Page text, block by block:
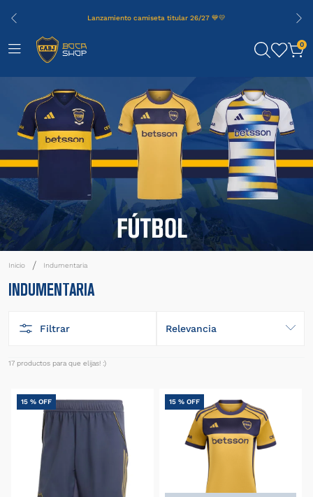
Lanzamiento camiseta titular 26/27 💙💛
0
Indumentaria
INDUMENTARIA
Filtrar Relevancia
17 productos
15 % OFF 15 % OFF